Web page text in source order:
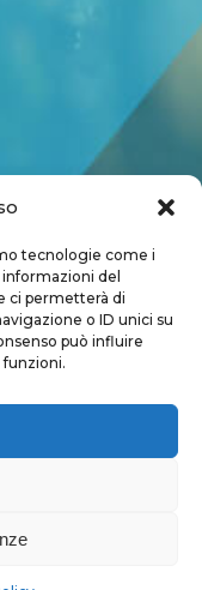
tecnologie come i
del
ci permetterà di
o ID unici su
può influire